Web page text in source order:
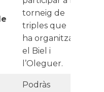
torneig de
triples que
ha organitzat
el Biel i
l’Oleguer.
Podràs